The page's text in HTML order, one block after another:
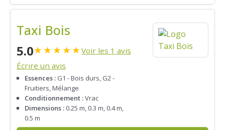
Taxi Bois
5.0★★★★★Voir les 1 avis
Écrire un avis
Essences : G1 - Bois durs, G2 -
Fruitiers, Mélange
Conditionnement :Vrac
Dimensions : 0.25 m, 0.3 m, 0.4 m,
0.5 m